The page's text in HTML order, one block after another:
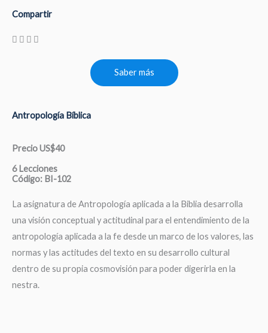
Compartir
Saber más
Antropología Bíblica
Precio US$40
6 Lecciones
Código: BI-102
La asignatura de Antropología aplicada a la Biblia desarrolla
una visión conceptual y actitudinal para el entendimiento de la
antropología aplicada a la fe desde un marco de los valores, las
normas y las actitudes del texto en su desarrollo cultural
dentro de su propia cosmovisión para poder digerirla en la
nestra.